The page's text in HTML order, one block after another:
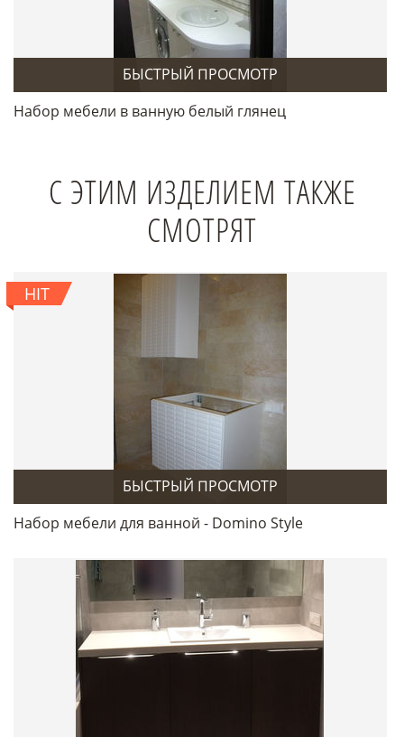
БЫСТРЫЙ ПРОСМОТР
Набор мебели в ванную белый глянец
С ЭТИМ ИЗДЕЛИЕМ ТАКЖЕ
СМОТРЯТ
БЫСТРЫЙ ПРОСМОТР
Набор мебели для ванной - Domino Style
HIT